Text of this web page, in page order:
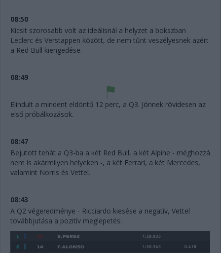
08:50
Kicsit szorosabb volt az ideálisnál a helyzet a bokszban
Leclerc és Verstappen között, de nem tűnt veszélyesnek azért
a Red Bull kiengedése.
08:49
Elindult a mindent eldöntő 12 perc, a Q3. Jönnek rövidesen az
első próbálkozások.
08:47
Bejutott tehát a Q3-ba a két Red Bull, a két Alpine - méghozzá
nem is akármilyen helyeken -, a két Ferrari, a két Mercedes,
valamint Norris és Vettel.
08:43
A Q2 végeredménye - Ricciardo kiesése a negatív, Vettel
továbbjutása a pozitív meglepetés: